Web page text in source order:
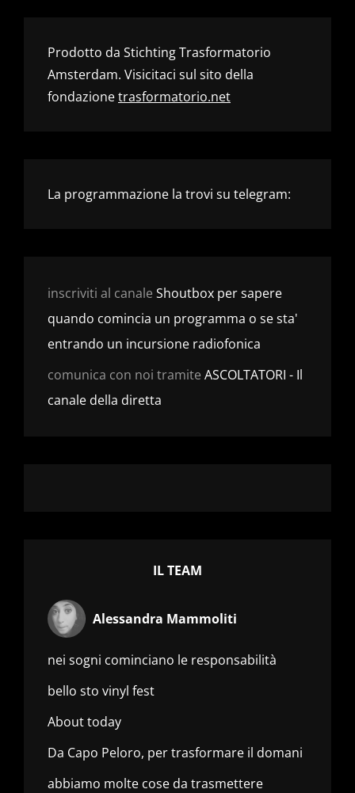
Prodotto da Stichting Trasformatorio
Amsterdam. Visicitaci sul sito della
fondazionetrasformatorio.net
La programmazione la trovi su telegram:
inscriviti al canale Shoutbox per sapere
quando comincia un programma o se sta'
entrando un incursione radiofonica
comunica con noi tramite ASCOLTATORI - Il
canale della diretta
IL TEAM
Alessandra Mammoliti
nei sogni cominciano le responsabilità
bello sto vinyl fest
About today
Da Capo Peloro, per trasformare il domani
abbiamo molte cose da trasmettere